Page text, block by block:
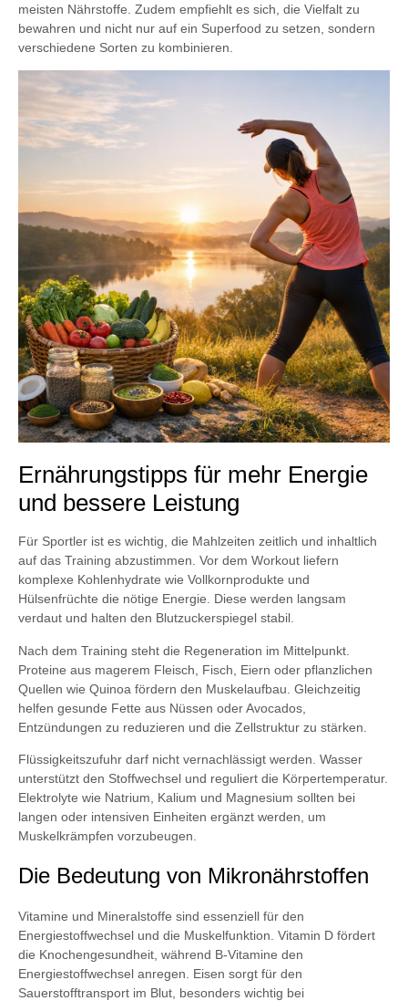
meisten Nährstoffe. Zudem empfiehlt es sich, die Vielfalt zu
bewahren und nicht nur auf ein Superfood zu setzen, sondern
verschiedene Sorten zu kombinieren.
Ernährungstipps für mehr Energie
und bessere Leistung
Für Sportler ist es wichtig, die Mahlzeiten zeitlich und inhaltlich
auf das Training abzustimmen. Vor dem Workout liefern
komplexe Kohlenhydrate wie Vollkornprodukte und
Hülsenfrüchte die nötige Energie. Diese werden langsam
verdaut und halten den Blutzuckerspiegel stabil.
Nach dem Training steht die Regeneration im Mittelpunkt.
Proteine aus magerem Fleisch, Fisch, Eiern oder pflanzlichen
Quellen wie Quinoa fördern den Muskelaufbau. Gleichzeitig
helfen gesunde Fette aus Nüssen oder Avocados,
Entzündungen zu reduzieren und die Zellstruktur zu stärken.
Flüssigkeitszufuhr darf nicht vernachlässigt werden. Wasser
unterstützt den Stoffwechsel und reguliert die Körpertemperatur.
Elektrolyte wie Natrium, Kalium und Magnesium sollten bei
langen oder intensiven Einheiten ergänzt werden, um
Muskelkrämpfen vorzubeugen.
Die Bedeutung von Mikronährstoffen
Vitamine und Mineralstoffe sind essenziell für den
Energiestoffwechsel und die Muskelfunktion. Vitamin D fördert
die Knochengesundheit, während B-Vitamine den
Energiestoffwechsel anregen. Eisen sorgt für den
Sauerstofftransport im Blut, besonders wichtig bei